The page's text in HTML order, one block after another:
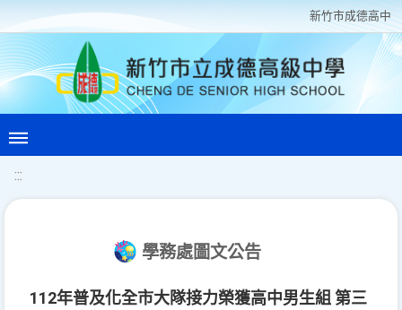
新竹巿成德高中
:::
學務處圖文公告
112年普及化全市大隊接力榮獲高中男生組 第三